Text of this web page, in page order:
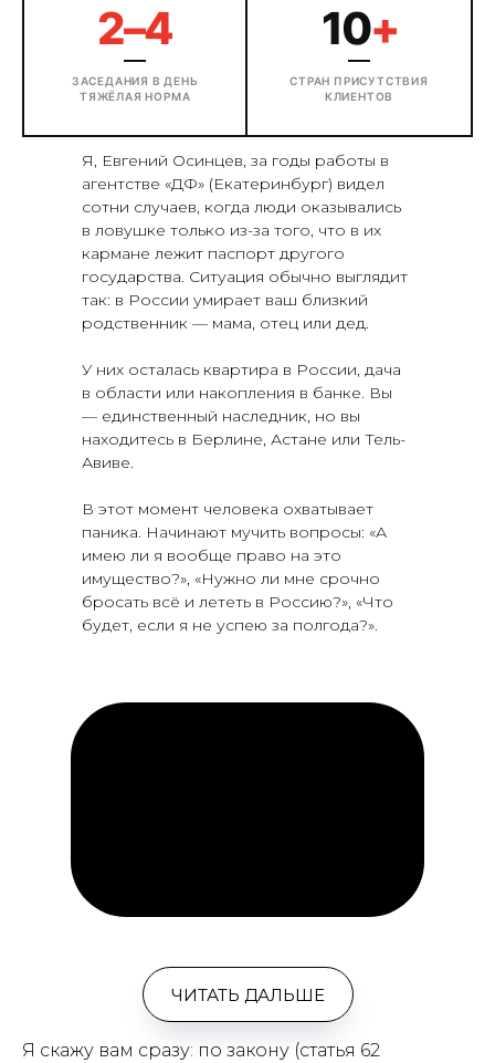
2–4
ЗАСЕДАНИЯ В ДЕНЬ
ТЯЖЁЛАЯ НОРМА
10+
СТРАН ПРИСУТСТВИЯ
КЛИЕНТОВ
Я, Евгений Осинцев, за годы работы в
агентстве «ДФ» (Екатеринбург) видел
сотни случаев, когда люди оказывались
в ловушке только из-за того, что в их
кармане лежит паспорт другого
государства. Ситуация обычно выглядит
так: в России умирает ваш близкий
родственник — мама, отец или дед.
У них осталась квартира в России, дача
в области или накопления в банке. Вы
— единственный наследник, но вы
находитесь в Берлине, Астане или Тель-
Авиве.
В этот момент человека охватывает
паника. Начинают мучить вопросы: «А
имею ли я вообще право на это
имущество?», «Нужно ли мне срочно
бросать всё и лететь в Россию?», «Что
будет, если я не успею за полгода?».
ЧИТАТЬ ДАЛЬШЕ
Я скажу вам сразу: по закону (статья 62